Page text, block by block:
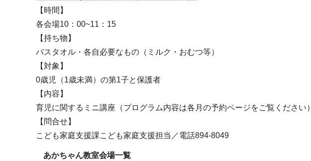
【時間】
各会場10：00~11：15
【持ち物】
バスタオル・各自必要なもの（ミルク・おむつ等）
【対象】
0歳児（1歳未満）の第1子と保護者
【内容】
育児に関するミニ講座（プログラム内容は各月の予約ページをご覧ください）
【問合せ】
こども家庭支援課こども家庭支援担当／電話894-8049
あかちゃん教室会場一覧